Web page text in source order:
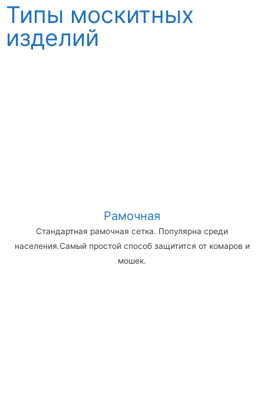
Типы москитных
изделий
Рамочная
Стандартная рамочная сетка. Популярна среди
населения.Самый простой способ защитится от комаров и
мошек.